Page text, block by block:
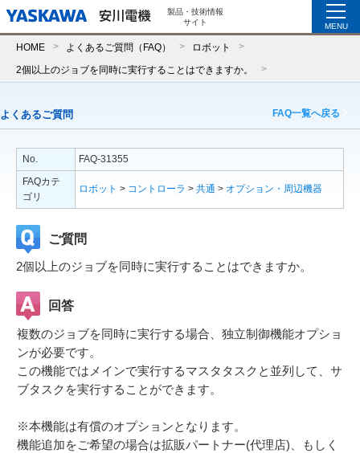
製品・技術情報
サイト
MENU
HOME よくあるご質問（FAQ） ロボット
2個以上のジョブを同時に実行することはできますか。
よくあるご質問 FAQ一覧へ戻る
No.
FAQ-31355
FAQカテ
ゴリ
ロボット > コントローラ > 共通 > オプション・周辺機器
ご質問
2個以上のジョブを同時に実行することはできますか。
回答
複数のジョブを同時に実行する場合、独立制御機能オプショ
ンが必要です。
この機能ではメインで実行するマスタタスクと並列して、サ
ブタスクを実行することができます。
※本機能は有償のオプションとなります。
機能追加をご希望の場合は拡販パートナー(代理店)、もしく